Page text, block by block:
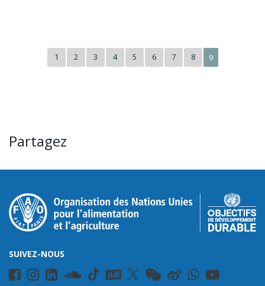
1 2 3 4 5 6 7 8 9
Partagez
SUIVEZ-NOUS